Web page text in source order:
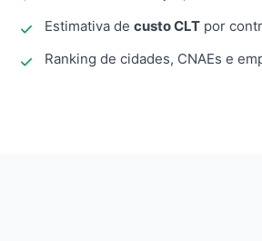
Estimativa de custo CLT por
Ranking de cidades, CNAEs e